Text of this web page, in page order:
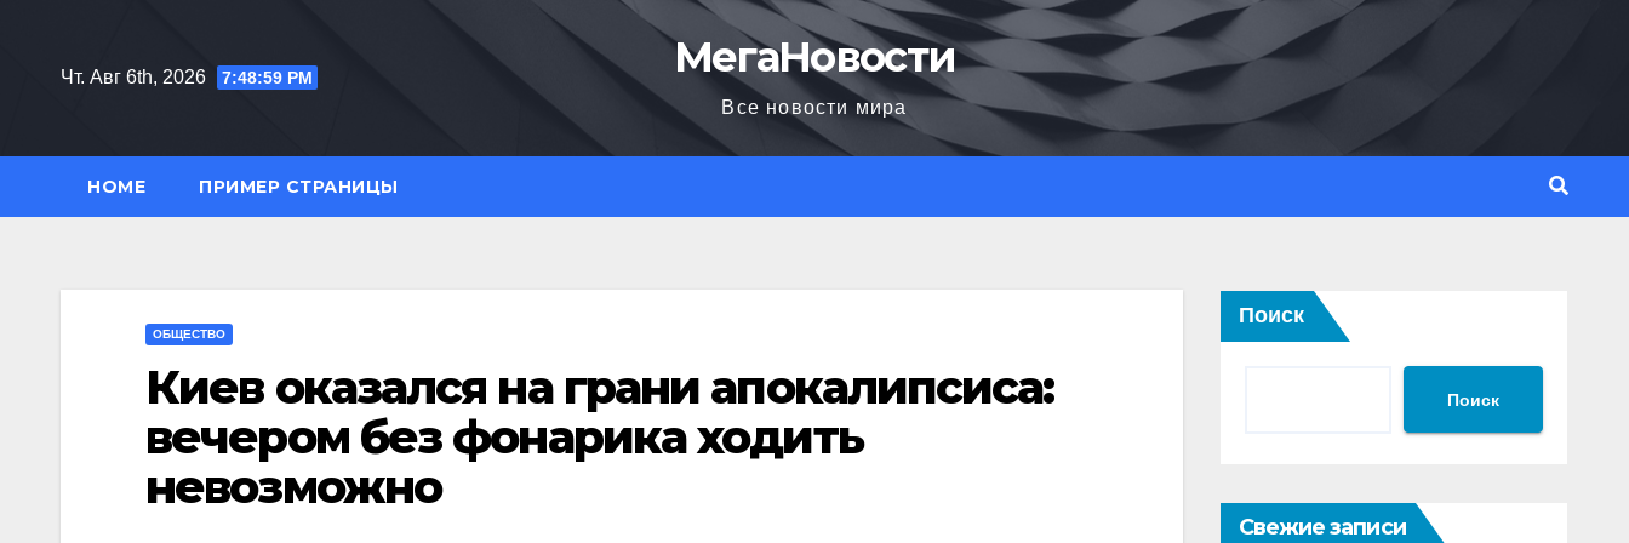
содержимому
Чт. Авг 6th, 2026 7:49:00 PM МегаНовости
Все новости мира
HOME ПРИМЕР СТРАНИЦЫ
ОБЩЕСТВО
Киев оказался на грани апокалипсиса:
вечером без фонарика ходить
невозможно
Поиск
Поиск
Свежие записи